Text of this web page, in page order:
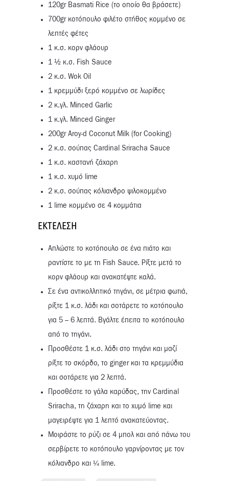
120gr Basmati Rice (το οποίο θα βράσετε)
700gr κοτόπουλο φιλέτο στήθος κομμένο σε
λεπτές φέτες
1 κ.σ. κορν φλάουρ
1 ½ κ.σ. Fish Sauce
2 κ.σ. Wok Oil
1 κρεμμύδι ξερό κομμένο σε λωρίδες
2 κ.γλ. Minced Garlic
1 κ.γλ. Minced Ginger
200gr Aroy-d Coconut Milk (for Cooking)
2 κ.σ. σούπας Cardinal Sriracha Sauce
1 κ.σ. καστανή ζάχαρη
1 κ.σ. χυμό lime
2 κ.σ. σούπας κόλιανδρο ψιλοκομμένο
1 lime κομμένο σε 4 κομμάτια
ΕΚΤΈΛΕΣΗ
Απλώστε το κοτόπουλο σε ένα πιάτο και
ραντίστε το με τη Fish Sauce. Ρίξτε μετά το
κορν φλάουρ και ανακατέψτε καλά.
Σε ένα αντικολλητικό τηγάνι, σε μέτρια φωτιά,
ρίξτε 1 κ.σ. λάδι και σοτάρετε το κοτόπουλο
για 5 – 6 λεπτά. Βγάλτε έπειτα το κοτόπουλο
από το τηγάνι.
Προσθέστε 1 κ.σ. λάδι στο τηγάνι και μαζί
ρίξτε το σκόρδο, το ginger και τα κρεμμύδια
και σοτάρετε για 2 λεπτά.
Προσθέστε το γάλα καρύδας, την Cardinal
Sriracha, τη ζάχαρη και το χυμό lime και
μαγειρέψτε για 1 λεπτό ανακατεύοντας.
Μοιράστε το ρύζι σε 4 μπολ και από πάνω του
σερβίρετε το κοτόπουλο γαρνίροντας με τον
κόλιανδρο και ¼ lime.